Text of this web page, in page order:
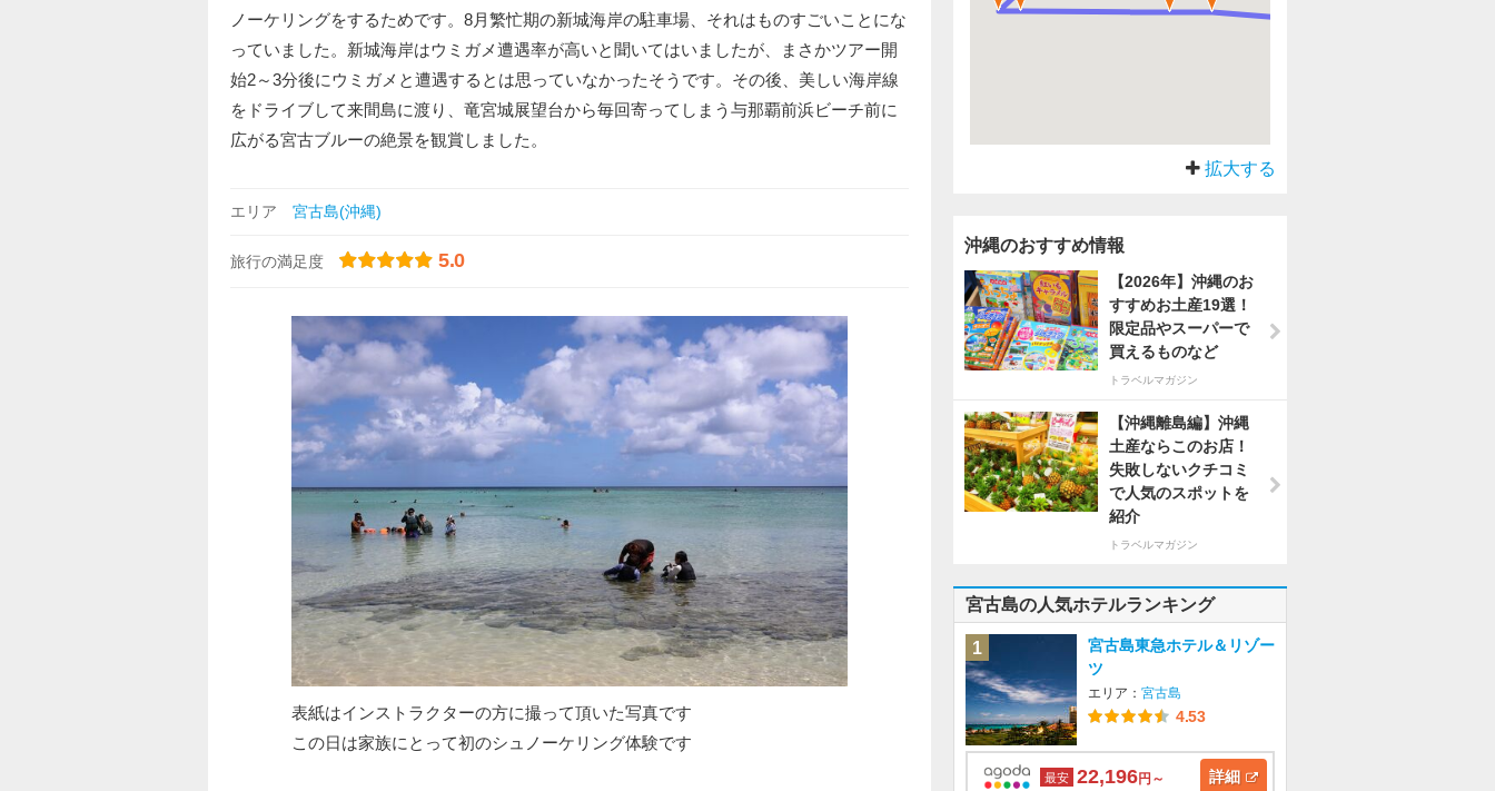
ノーケリングをするためです。8月繁忙期の新城海岸の駐車場、それはものすごいことにな
っていました。新城海岸はウミガメ遭遇率が高いと聞いてはいましたが、まさかツアー開
始2～3分後にウミガメと遭遇するとは思っていなかったそうです。その後、美しい海岸線
をドライブして来間島に渡り、竜宮城展望台から毎回寄ってしまう与那覇前浜ビーチ前に
広がる宮古ブルーの絶景を観賞しました。
エリア 宮古島(沖縄)
旅行の満足度 5.0
表紙はインストラクターの方に撮って頂いた写真です
この日は家族にとって初のシュノーケリング体験です
拡大する
沖縄のおすすめ情報
【2026年】沖縄のお
すすめお土産19選！
限定品やスーパーで
買えるものなど
トラベルマガジン
【沖縄離島編】沖縄
土産ならこのお店！
失敗しないクチコミ
で人気のスポットを
紹介
トラベルマガジン
宮古島の人気ホテルランキング
1
宮古島東急ホテル＆リゾー
ツ
エリア： 宮古島
4.53
最安 22,196円～ 詳細